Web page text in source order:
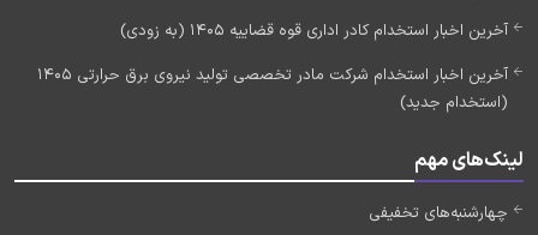
آخرین اخبار استخدام کادر اداری قوه قضاییه 1405 (به زودی)
آخرین اخبار استخدام شرکت مادر تخصصی تولید نیروی برق حرارتی 1405
(استخدام جدید)
لینک‌های مهم
چهارشنبه‌های تخفیفی